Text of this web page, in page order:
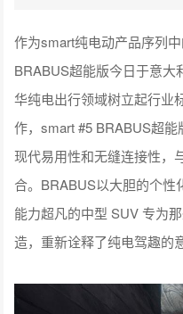
作为smart纯电动产品序列
BRABUS超能版今日于意大
华纯电出行领域树立起行业
作，smart #5 BRABUS超能
现代易用性和无缝连接性，
合。BRABUS以大胆的个
能力超凡的中型 SUV 专为
造，重新诠释了纯电驾趣的